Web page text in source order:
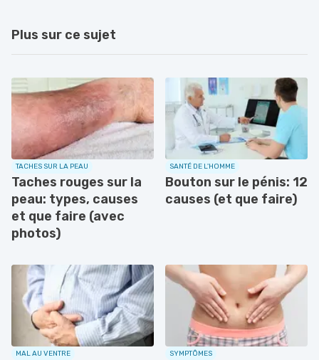
Plus sur ce sujet
TACHES SUR LA PEAU
Taches rouges sur la
peau: types, causes
et que faire (avec
photos)
SANTÉ DE L'HOMME
Bouton sur le pénis: 12
causes (et que faire)
MAL AU VENTRE SYMPTÔMES